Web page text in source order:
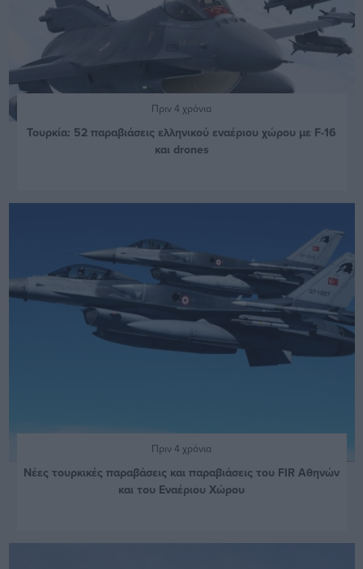
Πριν 4 χρόνια
Τουρκία: 52 παραβιάσεις ελληνικού εναέριου χώρου με F-16
και drones
Πριν 4 χρόνια
Νέες τουρκικές παραβάσεις και παραβιάσεις του FIR Αθηνών
και του Εναέριου Χώρου